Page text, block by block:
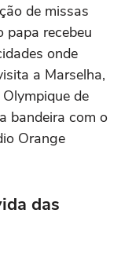
de missas
papa recebeu
onde
a Marselha,
de
bandeira com o
Orange
das